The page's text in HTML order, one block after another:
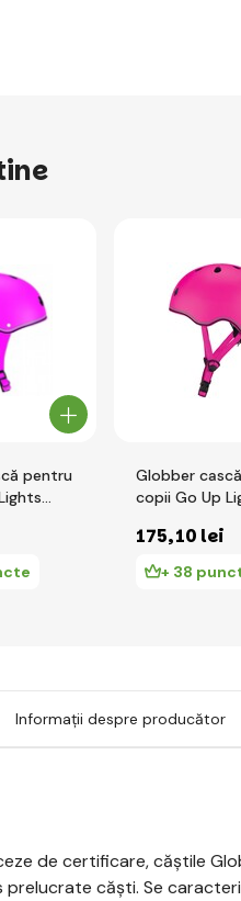
pentru
Globber
copii Go Up
Deep Pink
175,10 lei
+ 38
Informații despre producător
de certificare, căștile
prelucrate căști. Se